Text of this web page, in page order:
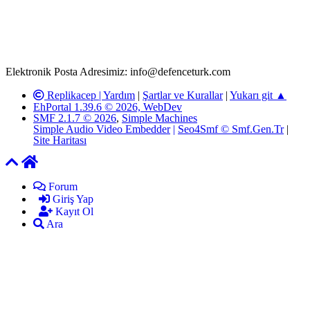
Elektronik Posta Adresimiz: info@defenceturk.com
Replikacep | Yardım | Şartlar ve Kurallar| Yukarı git ▲
EhPortal 1.39.6 © 2026, WebDev
SMF 2.1.7 © 2026, Simple Machines
Simple Audio Video Embedder | Seo4Smf © Smf.Gen.Tr|
Site Haritası
Forum
Giriş Yap
Kayıt Ol
Ara